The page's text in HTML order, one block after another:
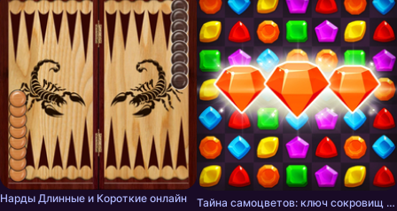
Нарды Длинные и Короткие онлайн Тайна самоцветов: ключ сокровищ - три в ряд